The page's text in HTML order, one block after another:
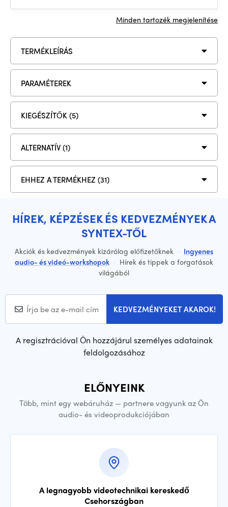
Minden tartozék megjelenítése
TERMÉKLEÍRÁS
PARAMÉTEREK
KIEGÉSZÍTŐK (5)
ALTERNATÍV (1)
EHHEZ A TERMÉKHEZ (31)
HÍREK, KÉPZÉSEK ÉS KEDVEZMÉNYEK A
SYNTEX-TŐL
Akciók és kedvezmények kizárólag előfizetőknek · Ingyenes
audio- és videó-workshopok · Hírek és tippek a forgatások
világából
KEDVEZMÉNYEKET AKAROK!
A regisztrációval Ön hozzájárul személyes adatainak
feldolgozásához
ELŐNYEINK
Több, mint egy webáruház — partnere vagyunk az Ön
audio- és videoprodukciójában
A legnagyobb videotechnikai kereskedő
Csehországban